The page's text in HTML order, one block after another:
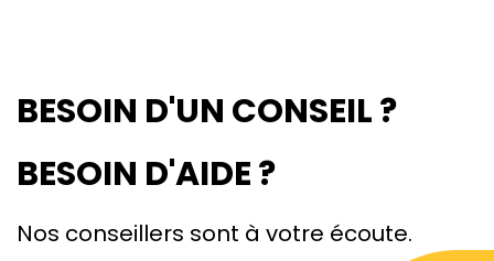
BESOIN D'UN CONSEIL ?
BESOIN D'AIDE ?
Nos conseillers sont à votre écoute.